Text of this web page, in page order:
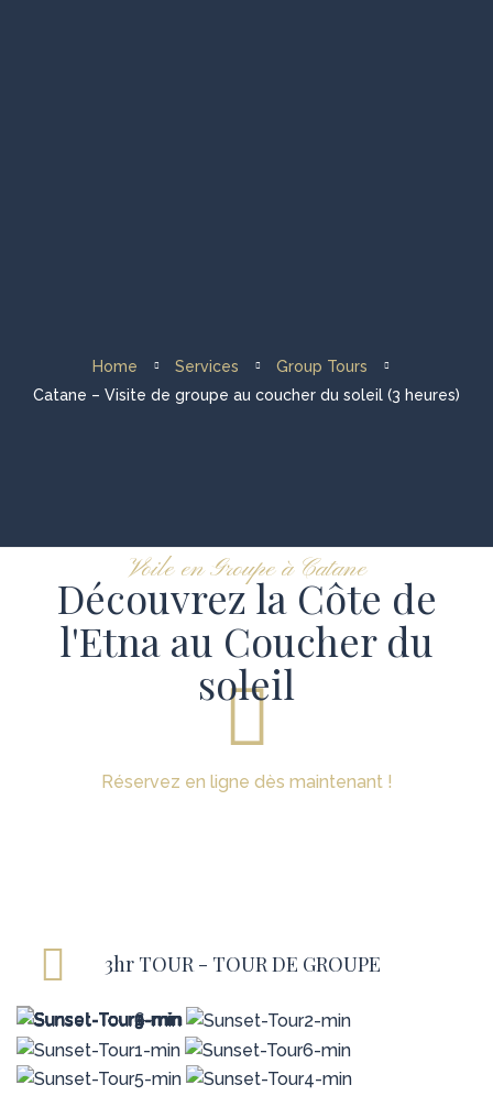
Nous contacter
Home Services
Group Tours
Catane – Visite de groupe au coucher du soleil (3 heures)
Voile en Groupe à Catane
Découvrez la Côte de
l'Etna au Coucher du
soleil
Réservez en ligne dès maintenant !
3hr TOUR - TOUR DE GROUPE